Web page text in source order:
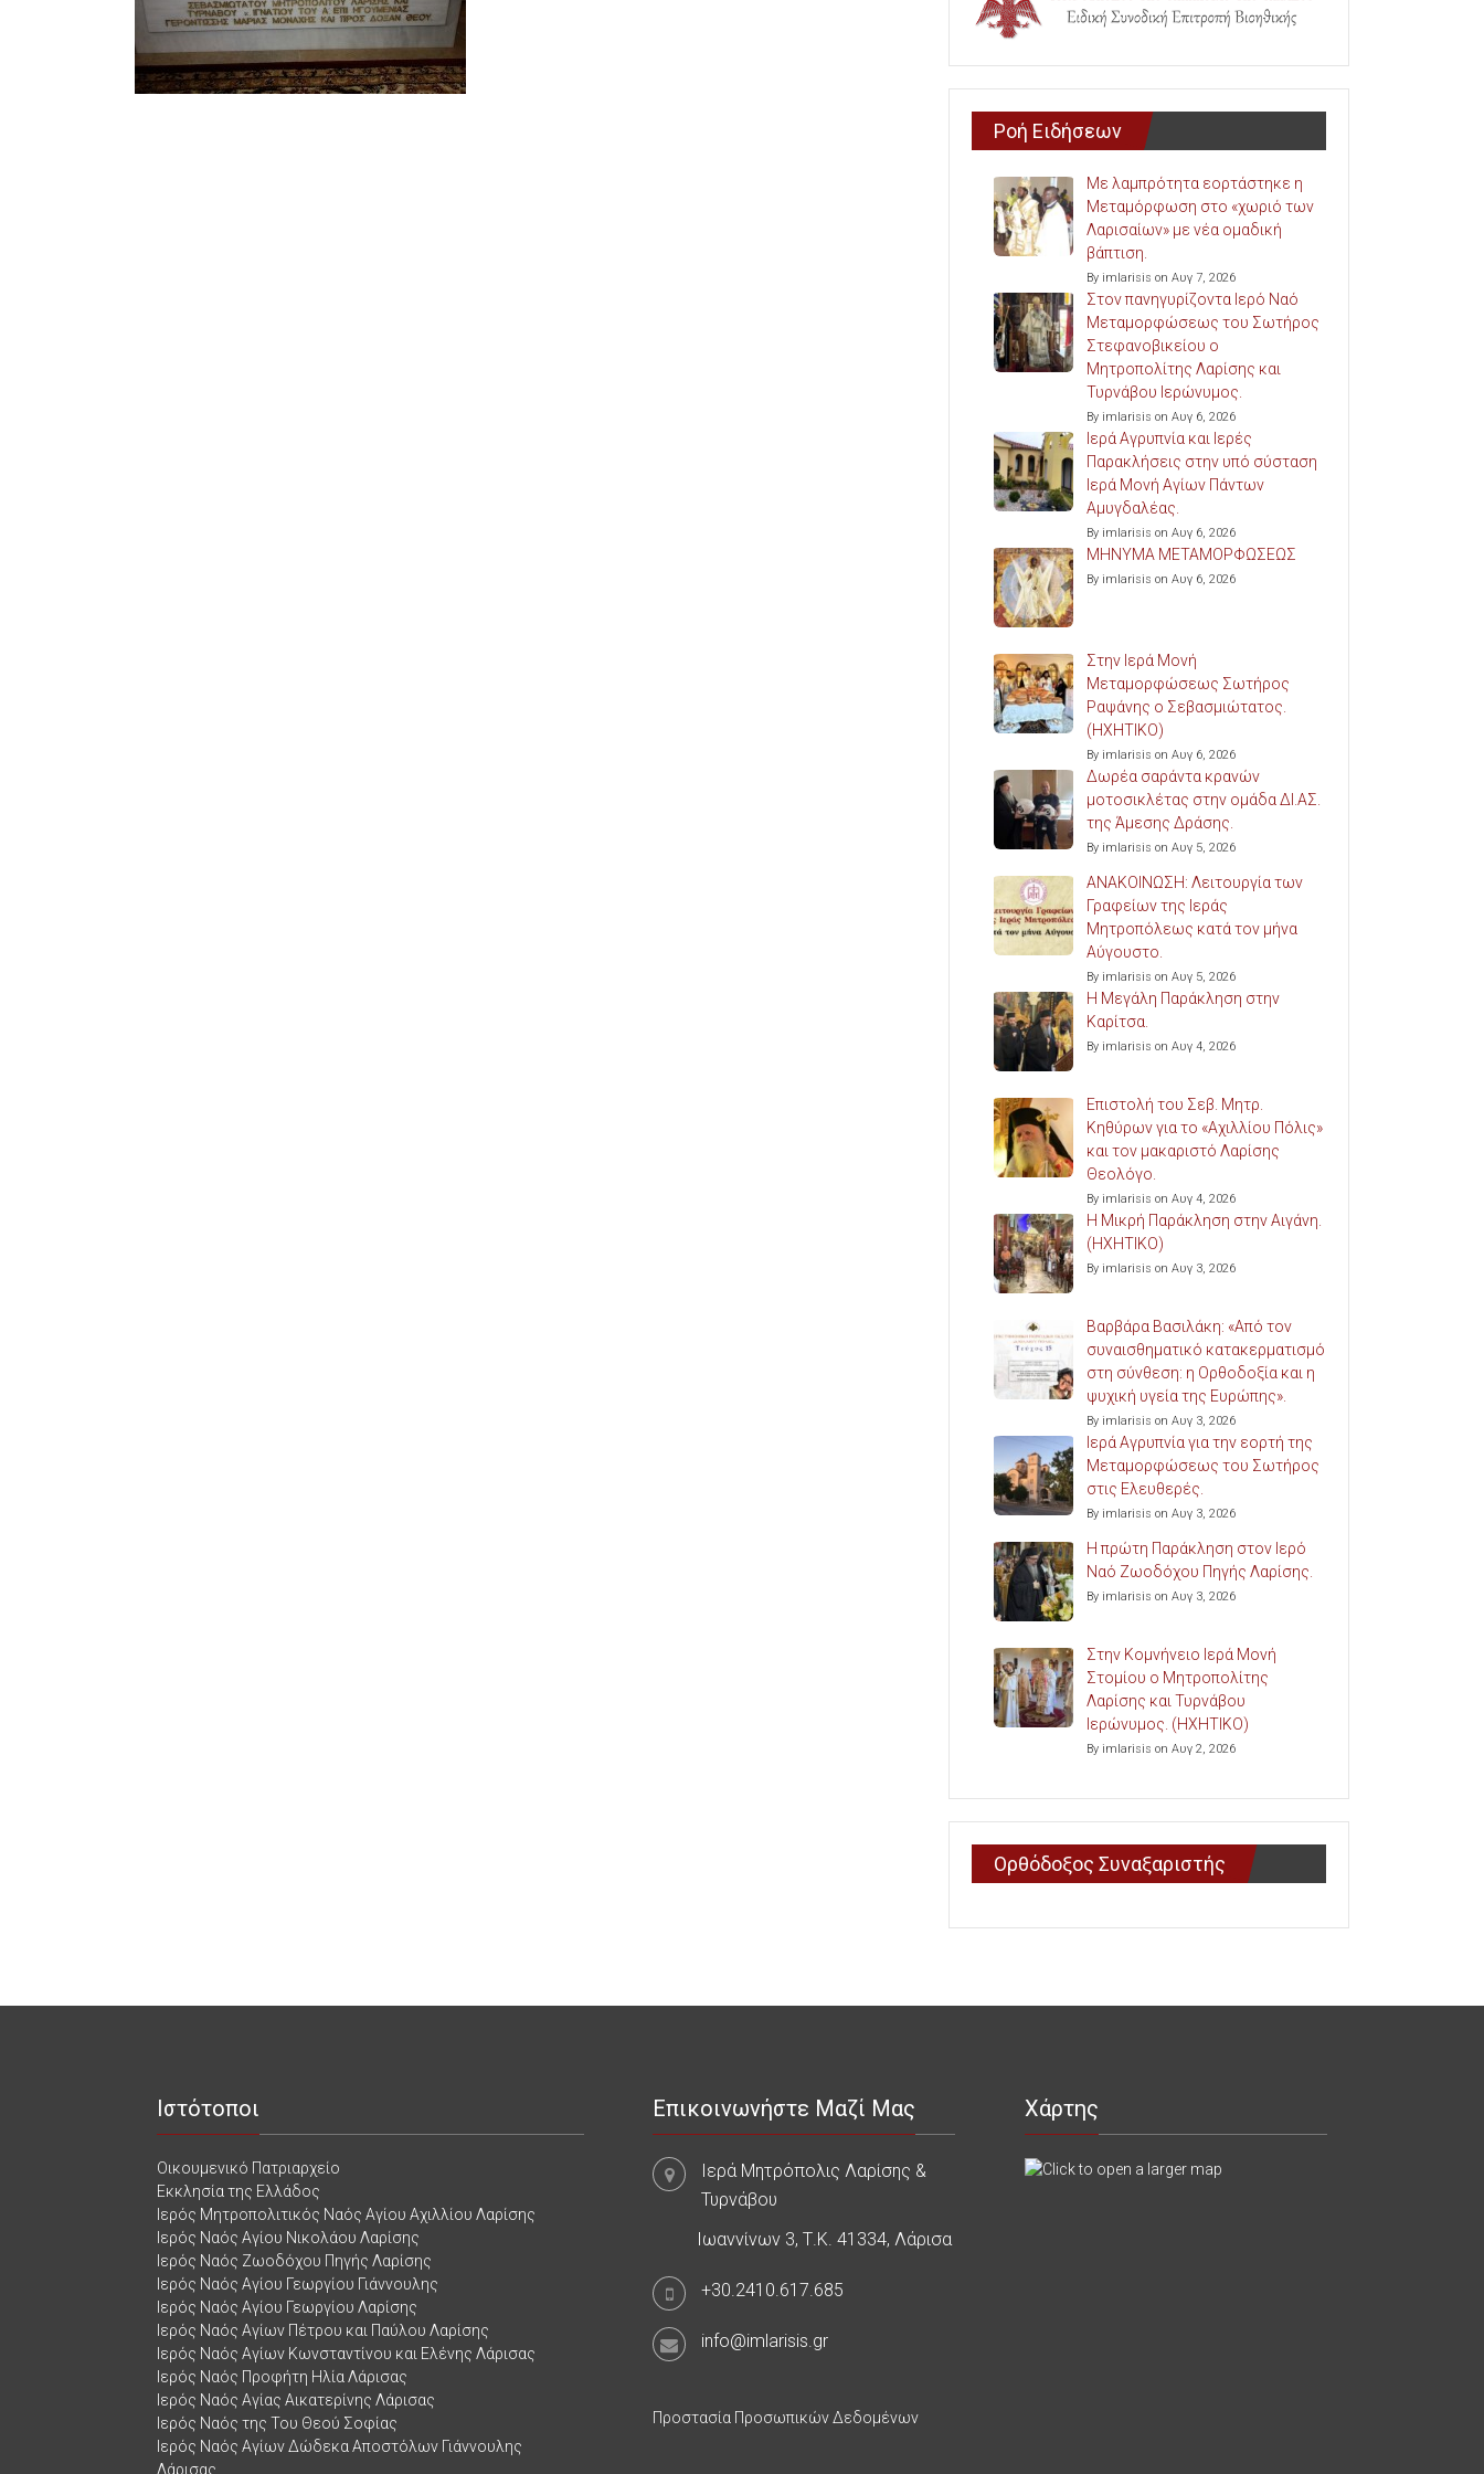
Ροή Ειδήσεων
Με λαμπρότητα εορτάστηκε η
Μεταμόρφωση στο «χωριό των
Λαρισαίων» με νέα ομαδική
βάπτιση.
By imlarisis on Αυγ 7, 2026
Στον πανηγυρίζοντα Ιερό Ναό
Μεταμορφώσεως του Σωτήρος
Στεφανοβικείου ο
Μητροπολίτης Λαρίσης και
Τυρνάβου Ιερώνυμος.
By imlarisis on Αυγ 6, 2026
Ιερά Αγρυπνία και Ιερές
Παρακλήσεις στην υπό σύσταση
Ιερά Μονή Αγίων Πάντων
Αμυγδαλέας.
By imlarisis on Αυγ 6, 2026
ΜΗΝΥΜΑ ΜΕΤΑΜΟΡΦΩΣΕΩΣ
By imlarisis on Αυγ 6, 2026
Στην Ιερά Μονή
Μεταμορφώσεως Σωτήρος
Ραψάνης ο Σεβασμιώτατος.
(ΗΧΗΤΙΚΟ)
By imlarisis on Αυγ 6, 2026
Δωρέα σαράντα κρανών
μοτοσικλέτας στην ομάδα ΔΙ.ΑΣ.
της Άμεσης Δράσης.
By imlarisis on Αυγ 5, 2026
ΑΝΑΚΟΙΝΩΣΗ: Λειτουργία των
Γραφείων της Ιεράς
Μητροπόλεως κατά τον μήνα
Αύγουστο.
By imlarisis on Αυγ 5, 2026
Η Μεγάλη Παράκληση στην
Καρίτσα.
By imlarisis on Αυγ 4, 2026
Επιστολή του Σεβ. Μητρ.
Κηθύρων για το «Αχιλλίου Πόλις»
και τον μακαριστό Λαρίσης
Θεολόγο.
By imlarisis on Αυγ 4, 2026
Η Μικρή Παράκληση στην Αιγάνη.
(ΗΧΗΤΙΚΟ)
By imlarisis on Αυγ 3, 2026
Βαρβάρα Βασιλάκη: «Από τον
συναισθηματικό κατακερματισμό
στη σύνθεση: η Ορθοδοξία και η
ψυχική υγεία της Ευρώπης».
By imlarisis on Αυγ 3, 2026
Ιερά Αγρυπνία για την εορτή της
Μεταμορφώσεως του Σωτήρος
στις Ελευθερές.
By imlarisis on Αυγ 3, 2026
Η πρώτη Παράκληση στον Ιερό
Ναό Ζωοδόχου Πηγής Λαρίσης.
By imlarisis on Αυγ 3, 2026
Στην Κομνήνειο Ιερά Μονή
Στομίου ο Μητροπολίτης
Λαρίσης και Τυρνάβου
Ιερώνυμος. (ΗΧΗΤΙΚΟ)
By imlarisis on Αυγ 2, 2026
Ορθόδοξος Συναξαριστής
Ιστότοποι
Οικουμενικό Πατριαρχείο
Εκκλησία της Ελλάδος
Ιερός Μητροπολιτικός Ναός Αγίου Αχιλλίου Λαρίσης
Ιερός Ναός Αγίου Νικολάου Λαρίσης
Ιερός Ναός Ζωοδόχου Πηγής Λαρίσης
Ιερός Ναός Αγίου Γεωργίου Γιάννουλης
Ιερός Ναός Αγίου Γεωργίου Λαρίσης
Ιερός Ναός Αγίων Πέτρου και Παύλου Λαρίσης
Ιερός Ναός Αγίων Κωνσταντίνου και Ελένης Λάρισας
Ιερός Ναός Προφήτη Ηλία Λάρισας
Ιερός Ναός Αγίας Αικατερίνης Λάρισας
Ιερός Ναός της Του Θεού Σοφίας
Ιερός Ναός Αγίων Δώδεκα Αποστόλων Γιάννουλης
Λάρισας
Επικοινωνήστε Μαζί Μας
Ιερά Μητρόπολις Λαρίσης &
Τυρνάβου
Ιωαννίνων 3, Τ.Κ. 41334, Λάρισα
+30.2410.617.685
info@imlarisis.gr
Προστασία Προσωπικών Δεδομένων
Χάρτης